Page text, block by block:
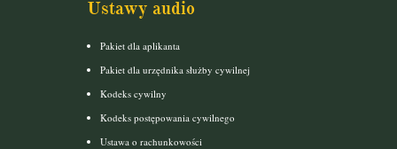
Ustawy audio
Pakiet dla aplikanta
Pakiet dla urzędnika służby cywilnej
Kodeks cywilny
Kodeks postępowania cywilnego
Ustawa o rachunkowości